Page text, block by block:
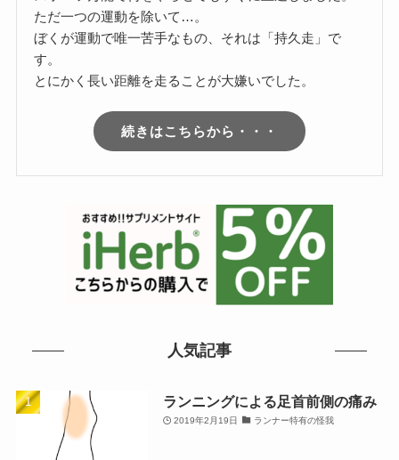
ただ一つの運動を除いて…。
ぼくが運動で唯一苦手なもの、それは「持久走」で
す。
とにかく長い距離を走ることが大嫌いでした。
続きはこちらから・・・
人気記事
ランニングによる足首前側の痛み
2019年2月19日 ランナー特有の怪我